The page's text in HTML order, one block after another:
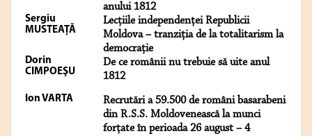
anului 1812
Sergiu
MUSTEAŢĂ
Lecţiile independenţei Republicii
Moldova – tranziţia de la totalitarism la
democraţie
Dorin
CIMPOEŞU
De ce românii nu trebuie să uite anul
1812
Ion VARTA
Recrutări a 59.500 de români basarabeni
din R.S.S. Moldovenească la munci
forţate în perioada 26 august – 4